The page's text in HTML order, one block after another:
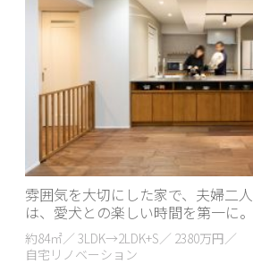
雰囲気を大切にした家で、夫婦二
は、愛犬との楽しい時間を第一に。
約84㎡／ 3LDK→2LDK+S／ 2380万円／
自宅リノベーション